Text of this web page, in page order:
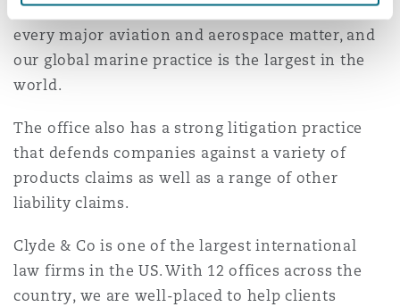
哥华
盛顿
尼克
卡斯尔
黎
安普顿
aviation attorneys have advised on virtually
every major aviation and aerospace matter, and
our global marine practice is the largest in the
world.
The office also has a strong litigation practice
that defends companies against a variety of
products claims as well as a range of other
liability claims.
Clyde & Co is one of the largest international
law firms in the US. With 12 offices across the
country, we are well-placed to help clients